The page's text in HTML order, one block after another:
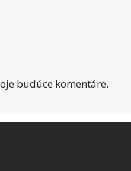
budúce komentáre.